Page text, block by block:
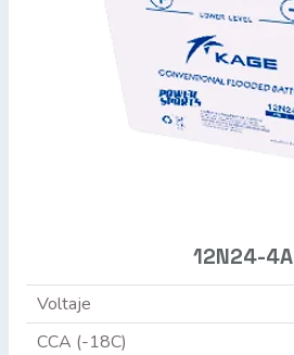
12N24-4A
Voltaje
CCA (-18C)